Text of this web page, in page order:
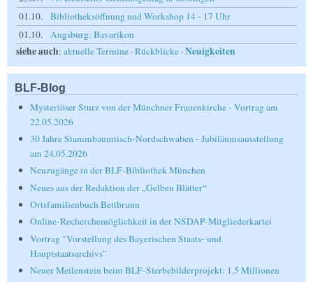
01.10.
Bibliotheksöffnung und Workshop 14 - 17 Uhr
01.10.
Augsburg: Bavarikon
siehe auch: aktuelle Termine ·Rückblicke ·Neuigkeiten
BLF-Blog
Mysteriöser Sturz von der Münchner Frauenkirche - Vortrag am
22.05.2026
30 Jahre Stammbaumtisch-Nordschwaben - Jubiläumsausstellung
am 24.05.2026
Neuzugänge in der BLF-Bibliothek München
Neues aus der Redaktion der „Gelben Blätter“
Ortsfamilienbuch Bettbrunn
Online-Recherchemöglichkeit in der NSDAP-Mitgliederkartei
Vortrag "Vorstellung des Bayerischen Staats- und
Hauptstaatsarchivs"
Neuer Meilenstein beim BLF-Sterbebilderprojekt: 1,5 Millionen